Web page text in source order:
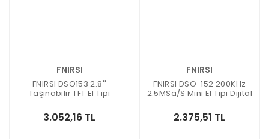
FNIRSI
FNIRSI DSO153 2.8''
Taşınabilir TFT El Tipi
3.052,16 TL
FNIRSI
FNIRSI DSO-152 200KHz
2.5MSa/s Mini El Tipi Dijital
2.375,51 TL